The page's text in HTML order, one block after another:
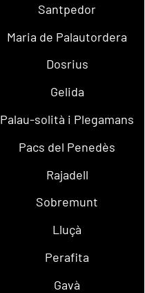
Santpedor
Maria de Palautordera
Dosrius
Gelida
Palau-solità i Plegamans
Pacs del Penedès
Rajadell
Sobremunt
Lluçà
Perafita
Gavà